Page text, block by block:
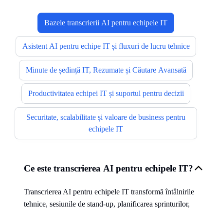
Bazele transcrierii AI pentru echipele IT
Asistent AI pentru echipe IT și fluxuri de lucru tehnice
Minute de ședință IT, Rezumate și Căutare Avansată
Productivitatea echipei IT și suportul pentru decizii
Securitate, scalabilitate și valoare de business pentru
echipele IT
Ce este transcrierea AI pentru echipele IT?
Transcrierea AI pentru echipele IT transformă întâlnirile
tehnice, sesiunile de stand-up, planificarea sprinturilor,